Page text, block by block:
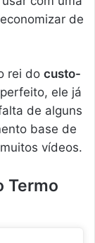
de
rei do custo-
ele já
de alguns
base de
vídeos.
Termo